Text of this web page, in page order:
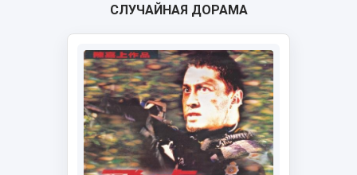
СЛУЧАЙНАЯ ДОРАМА